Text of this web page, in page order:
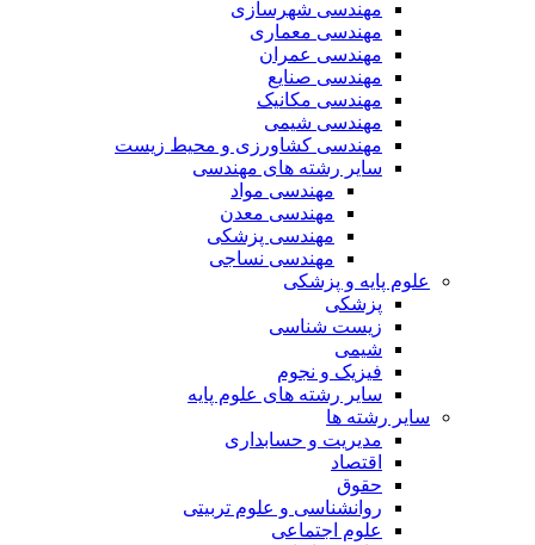
مهندسی شهرسازی
مهندسی معماری
مهندسی عمران
مهندسی صنایع
مهندسی مکانیک
مهندسی شیمی
مهندسی کشاورزی و محیط زیست
سایر رشته های مهندسی
مهندسی مواد
مهندسی معدن
مهندسی پزشکی
مهندسی نساجی
علوم پایه و پزشکی
پزشکی
زیست شناسی
شیمی
فیزیک و نجوم
سایر رشته های علوم پایه
سایر رشته ها
مدیریت و حسابداری
اقتصاد
حقوق
روانشناسی و علوم تربیتی
علوم اجتماعی